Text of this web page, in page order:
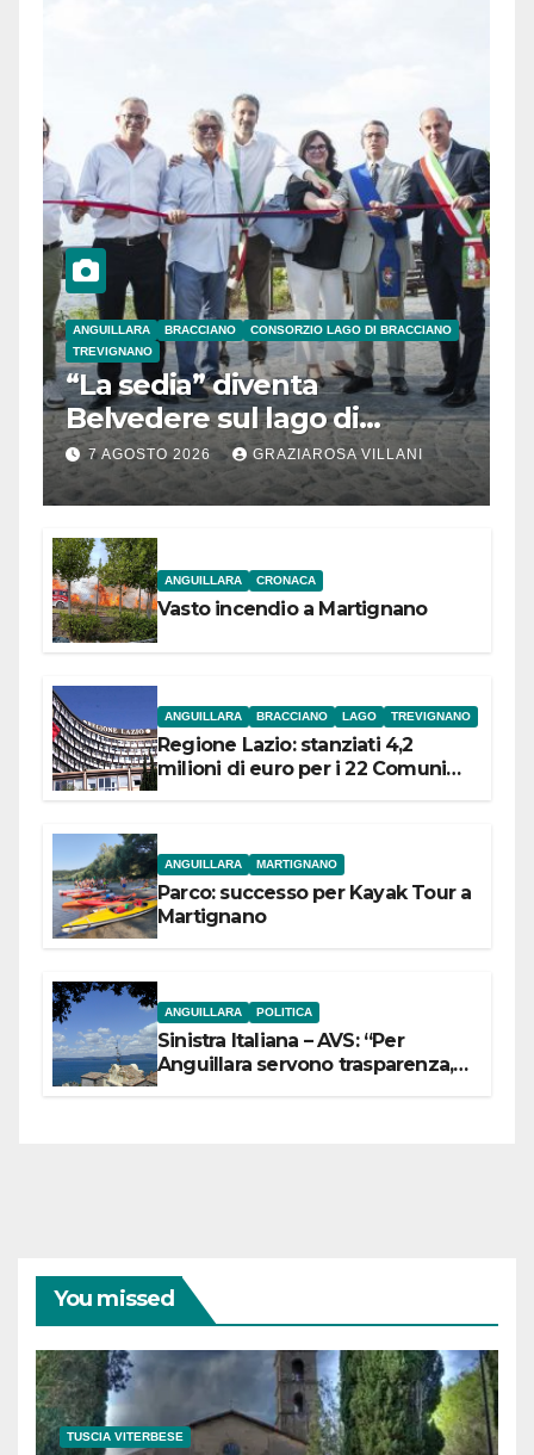
ANGUILLARA BRACCIANO
CONSORZIO LAGO DI BRACCIANO
TREVIGNANO
“La sedia” diventa
Belvedere sul lago di
Bracciano: ieri
l’inaugurazione
7 AGOSTO 2026 GRAZIAROSA VILLANI
ANGUILLARA CRONACA
Vasto incendio a Martignano
ANGUILLARA BRACCIANO LAGO TREVIGNANO
Regione Lazio: stanziati 4,2
milioni di euro per i 22 Comuni
ANGUILLARA MARTIGNANO
Parco: successo per Kayak Tour a
Martignano
ANGUILLARA POLITICA
Sinistra Italiana – AVS: “Per
Anguillara servono trasparenza,
You missed
TUSCIA VITERBESE